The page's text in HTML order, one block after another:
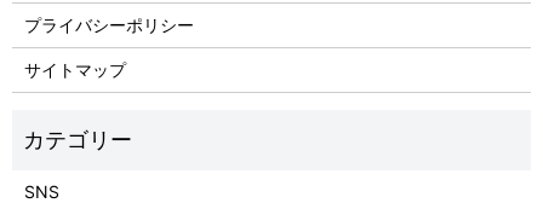
プライバシーポリシー
サイトマップ
SNS